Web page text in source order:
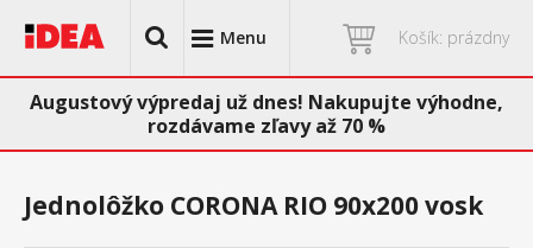
Menu Košík: prázdny
Augustový výpredaj už dnes! Nakupujte výhodne,
rozdávame zľavy až 70 %
Jednolôžko CORONA RIO 90x200 vosk